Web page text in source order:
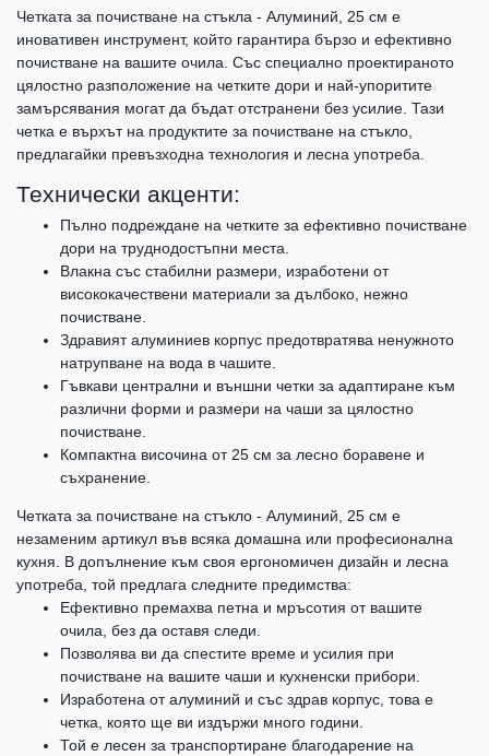
Четката за почистване на стъкла - Алуминий, 25 см е
иновативен инструмент, който гарантира бързо и ефективно
почистване на вашите очила. Със специално проектираното
цялостно разположение на четките дори и най-упоритите
замърсявания могат да бъдат отстранени без усилие. Тази
четка е върхът на продуктите за почистване на стъкло,
предлагайки превъзходна технология и лесна употреба.
Технически акценти:
Пълно подреждане на четките за ефективно почистване
дори на труднодостъпни места.
Влакна със стабилни размери, изработени от
висококачествени материали за дълбоко, нежно
почистване.
Здравият алуминиев корпус предотвратява ненужното
натрупване на вода в чашите.
Гъвкави централни и външни четки за адаптиране към
различни форми и размери на чаши за цялостно
почистване.
Компактна височина от 25 см за лесно боравене и
съхранение.
Четката за почистване на стъкло - Алуминий, 25 см е
незаменим артикул във всяка домашна или професионална
кухня. В допълнение към своя ергономичен дизайн и лесна
употреба, той предлага следните предимства:
Ефективно премахва петна и мръсотия от вашите
очила, без да оставя следи.
Позволява ви да спестите време и усилия при
почистване на вашите чаши и кухненски прибори.
Изработена от алуминий и със здрав корпус, това е
четка, която ще ви издържи много години.
Той е лесен за транспортиране благодарение на